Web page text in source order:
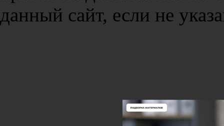
данный сайт, если не